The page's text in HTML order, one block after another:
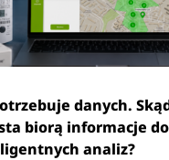
danych.
biorą informacje do
analiz?